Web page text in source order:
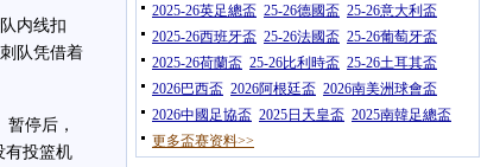
内线扣
队凭借着
停后，
有投篮机
2025-26英足總盃 25-26德國盃 25-26意大利盃
2025-26西班牙盃 25-26法國盃 25-26葡萄牙盃
2025-26荷蘭盃 25-26比利時盃 25-26土耳其盃
2026巴西盃 2026阿根廷盃 2026南美洲球會盃
2026中國足協盃 2025日天皇盃 2025南韓足總盃
更多盃赛资料>>